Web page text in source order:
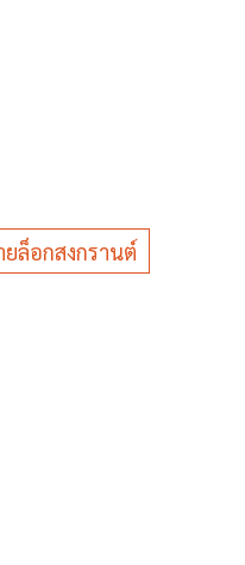
ยล็อกสงกรานต์